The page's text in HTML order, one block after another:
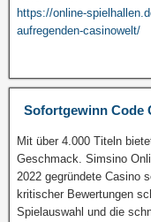
https://online-
aufregenden-casinowelt/
Sofortgewinn Code
Mit über 4.000 Titeln
Geschmack. Simsino
2022 gegründete Casino
kritischer Bewertungen
Spielauswahl und die